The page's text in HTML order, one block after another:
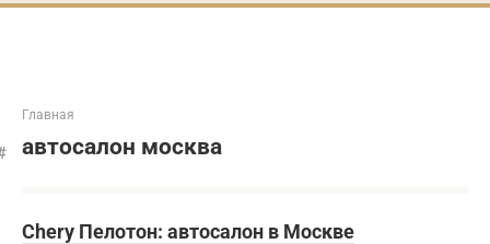
Главная
автосалон москва
Chery Пелотон: автосалон в Москве